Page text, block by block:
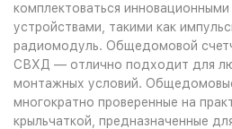
комплектоваться
устройствами, такими как
радиомодуль. Общедомовой
СВХД — отлично подходит для
монтажных условий.
многократно проверенные на
крыльчаткой, предназначенные